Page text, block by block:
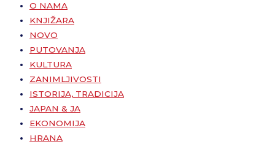
O NAMA
KNJIŽARA
NOVO
PUTOVANJA
KULTURA
ZANIMLJIVOSTI
ISTORIJA, TRADICIJA
JAPAN & JA
EKONOMIJA
HRANA